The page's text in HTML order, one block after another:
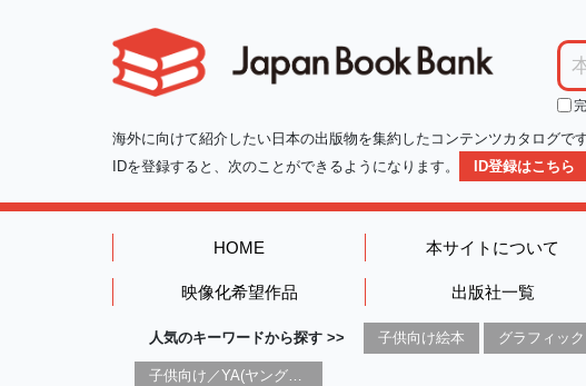
海外に向けて紹介したい日本の出版物を集約したコンテンツカタログです
IDを登録すると、次のことができるようになります。
ID登録はこちら
HOME 本サイトについて
映像化希望作品 出版社一覧
人気のキーワードから探す >> 子供向け絵本
子供向け／YA(ヤングアダルト)向け一般：芸術&芸術家